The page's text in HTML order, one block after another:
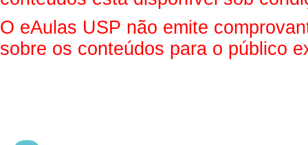
O eAulas USP não emite
sobre os conteúdos para o público